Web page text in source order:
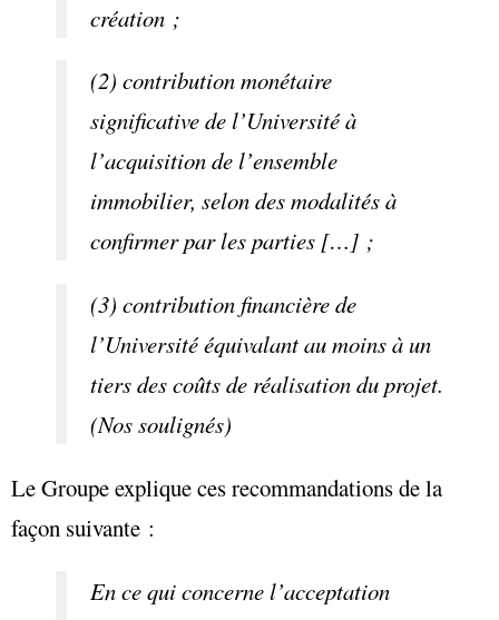
création ;
(2) contribution monétaire
significative de l’Université à
l’acquisition de l’ensemble
immobilier, selon des modalités à
confirmer par les parties […] ;
(3) contribution financière de
l’Université équivalant au moins à un
tiers des coûts de réalisation du projet.
(Nos soulignés)
Le Groupe explique ces recommandations de la
façon suivante :
En ce qui concerne l’acceptation